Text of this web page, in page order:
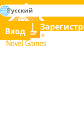
Novel Games
Освоение всех игр в
поиск
Вход
Русский